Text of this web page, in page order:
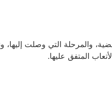
والمرحلة التي وصلت
المتفق عليها.